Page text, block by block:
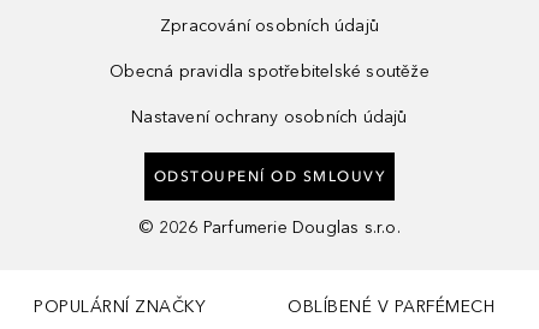
Zpracování osobních údajů
Obecná pravidla spotřebitelské soutěže
Nastavení ochrany osobních údajů
ODSTOUPENÍ OD SMLOUVY
© 2026 Parfumerie Douglas s.r.o.
POPULÁRNÍ ZNAČKY OBLÍBENÉ V PARFÉMECH